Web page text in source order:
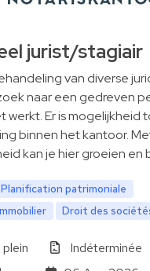
jurist/stagiair
van diverse
naar een gedreven
werkt. Er is mogelijkheid
binnen het kantoor.
kan je hier groeien en
Planification patrimoniale
Droit des
Indéterminée